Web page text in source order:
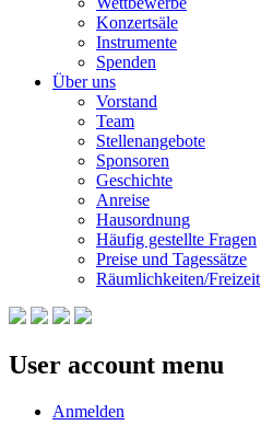
Konzertsäle
Instrumente
Spenden
Über uns
Vorstand
Team
Stellenangebote
Sponsoren
Geschichte
Anreise
Hausordnung
Häufig gestellte Fragen
Preise und Tagessätze
Räumlichkeiten/Freizeit
User account menu
Anmelden